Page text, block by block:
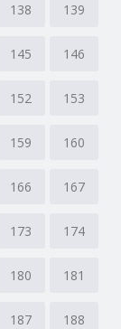
138 139
145 146
152 153
159 160
166 167
173 174
180 181
187 188